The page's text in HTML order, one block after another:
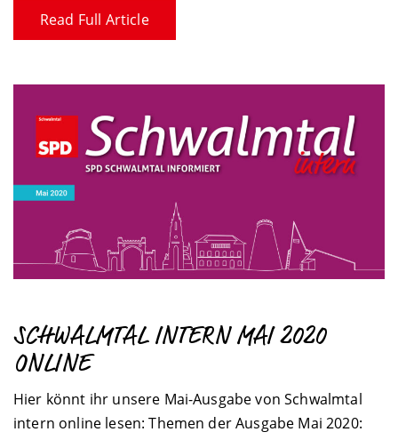
Read Full Article
SCHWALMTAL INTERN MAI 2020
ONLINE
Hier könnt ihr unsere Mai-Ausgabe von Schwalmtal
intern online lesen: Themen der Ausgabe Mai 2020: